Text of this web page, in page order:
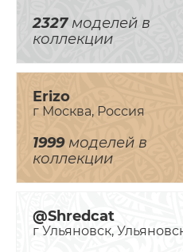
2327моделей в
коллекции
Erizo
г Москва, Россия
1999моделей в
коллекции
@Shredcat
г Ульяновск,